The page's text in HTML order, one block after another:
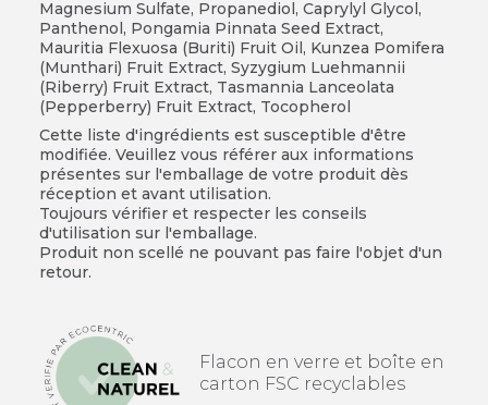
Magnesium Sulfate, Propanediol, Caprylyl Glycol,
Panthenol, Pongamia Pinnata Seed Extract,
Mauritia Flexuosa (Buriti) Fruit Oil, Kunzea Pomifera
(Munthari) Fruit Extract, Syzygium Luehmannii
(Riberry) Fruit Extract, Tasmannia Lanceolata
(Pepperberry) Fruit Extract, Tocopherol
Cette liste d'ingrédients est susceptible d'être
modifiée. Veuillez vous référer aux informations
présentes sur l'emballage de votre produit dès
réception et avant utilisation.
Toujours vérifier et respecter les conseils
d'utilisation sur l'emballage.
Produit non scellé ne pouvant pas faire l'objet d'un
retour.
Flacon en verre et boîte en
carton FSC recyclables